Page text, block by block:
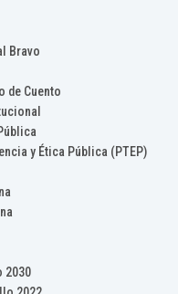
Bravo
de Cuento
y Ética Pública (PTEP)
2030